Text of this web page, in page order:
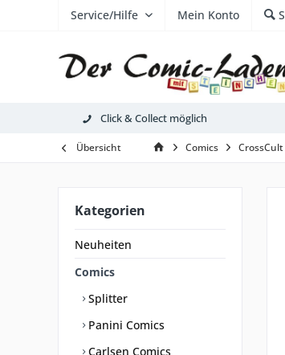
Service/Hilfe Mein Konto
Click & Collect möglich
Übersicht Comics CrossCult
Kategorien
Neuheiten
Comics
Splitter
Panini Comics
Carlsen Comics